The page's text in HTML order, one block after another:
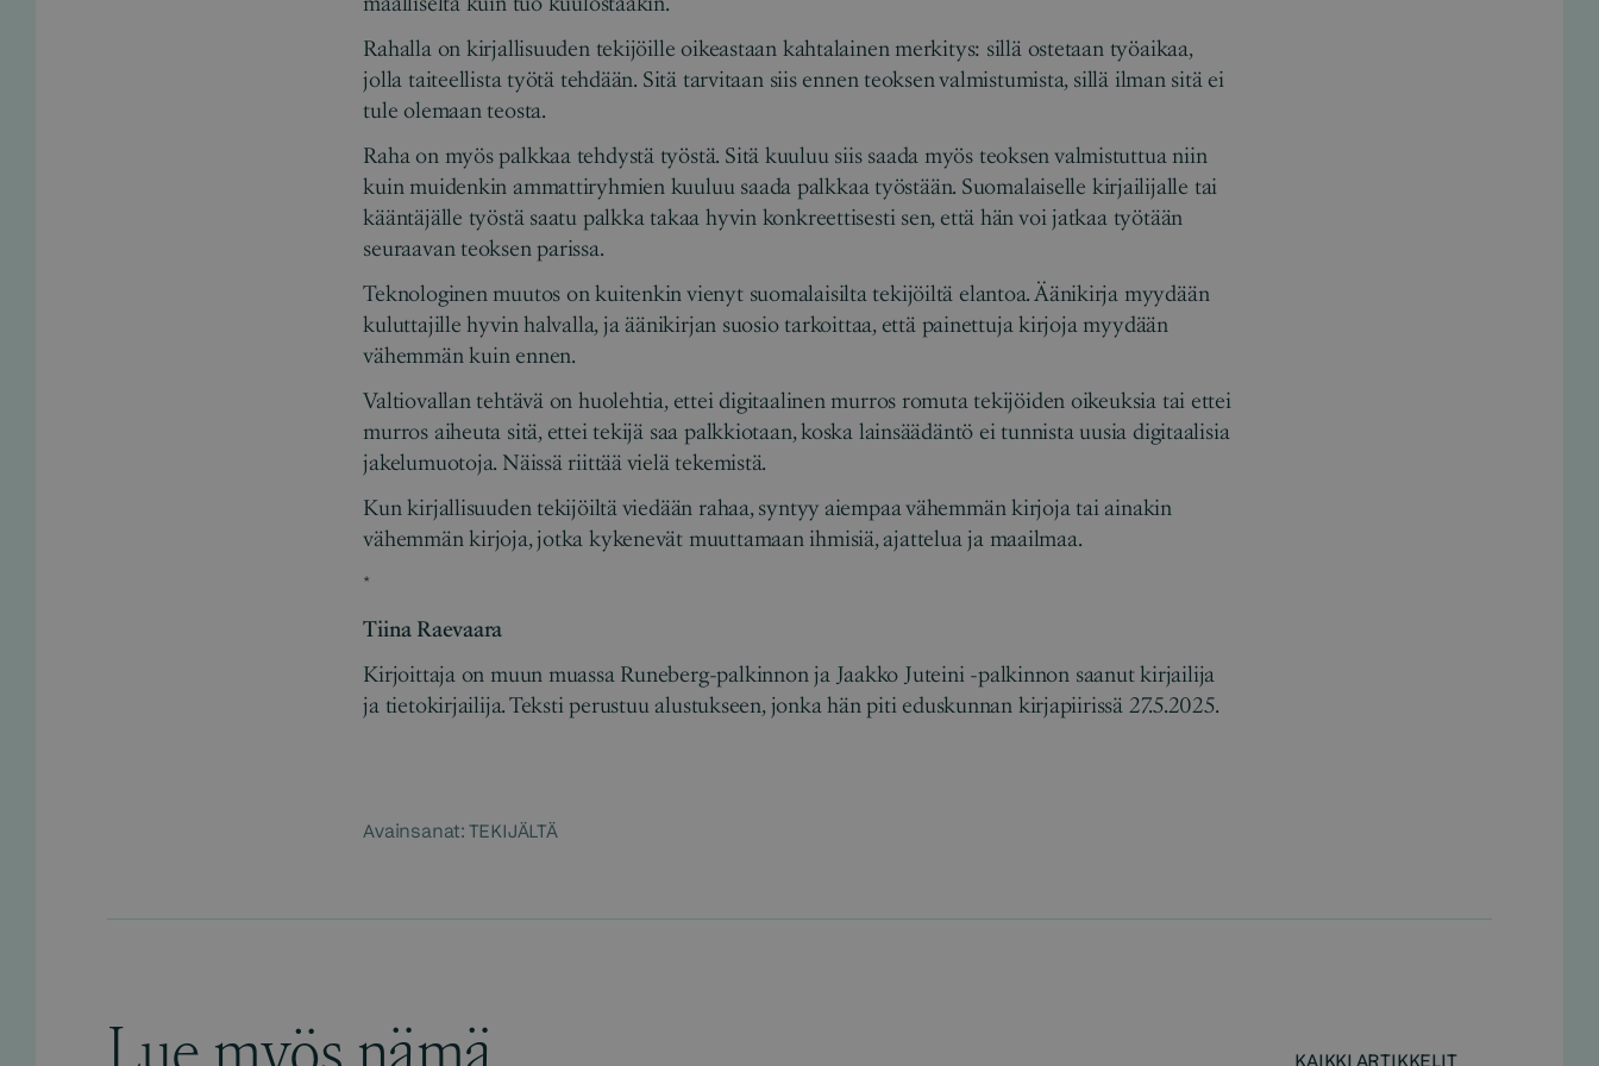
Rahalla on kirjallisuuden tekijöille oikeastaan kahtalainen merkitys: sillä ostetaan työaikaa,
jolla taiteellista työtä tehdään. Sitä tarvitaan siis ennen teoksen valmistumista, sillä ilman sitä ei
tule olemaan teosta.
Raha on myös palkkaa tehdystä työstä. Sitä kuuluu siis saada myös teoksen valmistuttua niin
kuin muidenkin ammattiryhmien kuuluu saada palkkaa työstään. Suomalaiselle kirjailijalle tai
kääntäjälle työstä saatu palkka takaa hyvin konkreettisesti sen, että hän voi jatkaa työtään
seuraavan teoksen parissa.
Teknologinen muutos on kuitenkin vienyt suomalaisilta tekijöiltä elantoa. Äänikirja myydään
kuluttajille hyvin halvalla, ja äänikirjan suosio tarkoittaa, että painettuja kirjoja myydään
vähemmän kuin ennen.
Valtiovallan tehtävä on huolehtia, ettei digitaalinen murros romuta tekijöiden oikeuksia tai ettei
murros aiheuta sitä, ettei tekijä saa palkkiotaan, koska lainsäädäntö ei tunnista uusia digitaalisia
jakelumuotoja. Näissä riittää vielä tekemistä.
Kun kirjallisuuden tekijöiltä viedään rahaa, syntyy aiempaa vähemmän kirjoja tai ainakin
vähemmän kirjoja, jotka kykenevät muuttamaan ihmisiä, ajattelua ja maailmaa.
*
Tiina Raevaara
Kirjoittaja on muun muassa Runeberg-palkinnon ja Jaakko Juteini -palkinnon saanut kirjailija
ja tietokirjailija. Teksti perustuu alustukseen, jonka hän piti eduskunnan kirjapiirissä 27.5.2025.
Avainsanat: TEKIJÄLTÄ
KAIKKI ARTIKKELIT